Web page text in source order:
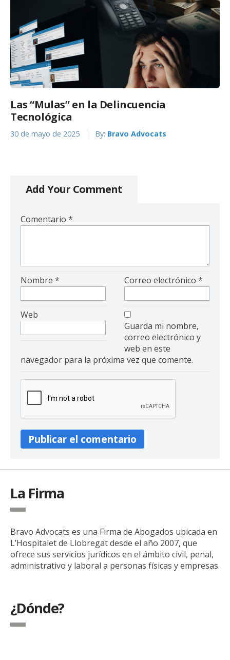
Las “Mulas” en la Delincuencia
Tecnológica
30 de mayo de 2025 By: Bravo Advocats
Add Your Comment
Comentario *
Nombre * Correo electrónico*
Web
Guarda mi nombre,
correo electrónico y
web en este
navegador para la próxima vez que comente.
La Firma
Bravo Advocats es una Firma de Abogados ubicada en
L’Hospitalet de Llobregat desde el año 2007, que
ofrece sus servicios jurídicos en el ámbito civil, penal,
administrativo y laboral a personas físicas y empresas.
¿Dónde?